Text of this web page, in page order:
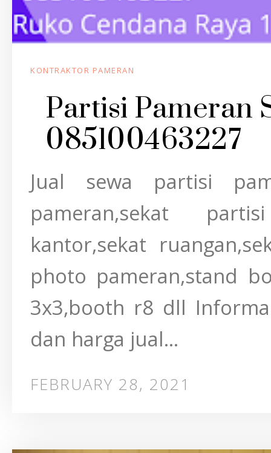
KONTRAKTOR PAMERAN
Partisi Pameran
085100463227
Jual sewa partisi
pameran,sekat
kantor,sekat
photo pameran,stand
3x3,booth r8 dll
dan harga jual...
FEBRUARY 28, 2021